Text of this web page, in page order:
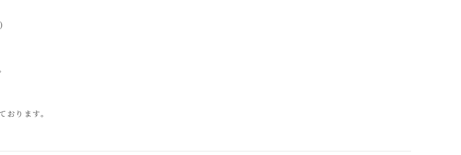
ります。